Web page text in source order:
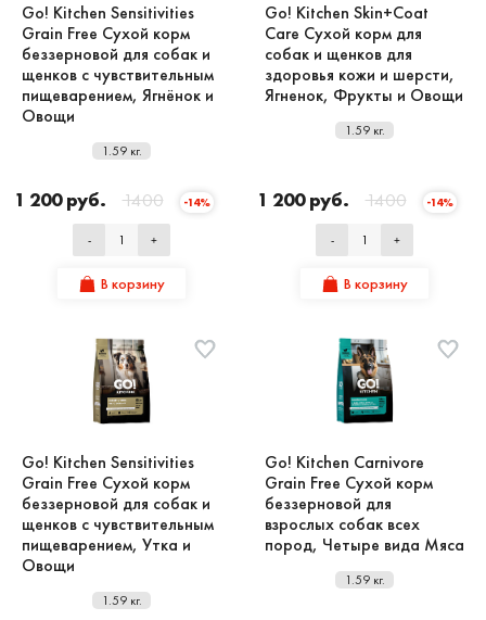
Go! Kitchen Sensitivities
Grain Free Сухой корм
беззерновой для собак и
щенков с чувствительным
пищеварением, Ягнёнок и
Овощи
1.59 кг.
1 200 руб. 1400 -14%
- +
В корзину
Go! Kitchen Skin+Coat
Care Сухой корм для
собак и щенков для
здоровья кожи и шерсти,
Ягненок, Фрукты и Овощи
1.59 кг.
1 200 руб. 1400 -14%
- +
В корзину
Go! Kitchen Sensitivities
Grain Free Сухой корм
беззерновой для собак и
щенков с чувствительным
пищеварением, Утка и
Овощи
1.59 кг.
Go! Kitchen Carnivore
Grain Free Сухой корм
беззерновой для
взрослых собак всех
пород, Четыре вида Мяса
1.59 кг.